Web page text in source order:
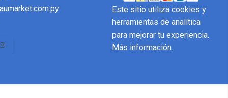
Este sitio utiliza cookies y
herramientas de analítica
para mejorar tu experiencia.
Más información.